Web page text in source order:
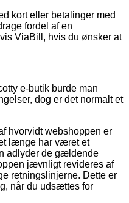
kort eller betalinger med
fordel af en
ViaBill, hvis du ønsker at
e-butik burde man
dog er det normalt et
hvorvidt webshoppen er
længe har været et
adlyder de gældende
jævnligt revideres af
retningslinjerne. Dette er
når du udsættes for